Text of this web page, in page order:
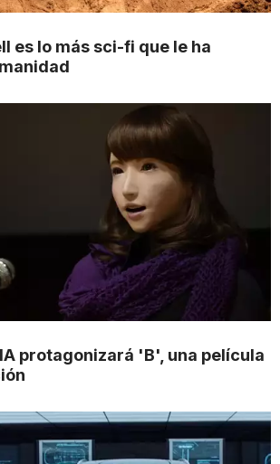
es lo más sci-fi que le ha
protagonizará 'B', una película